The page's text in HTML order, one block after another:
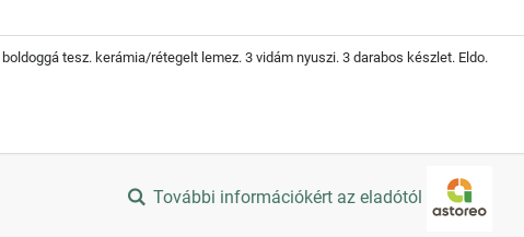
tesz. kerámia/rétegelt lemez. 3 vidám nyuszi. 3 darabos készlet. Eldo.
További információkért az eladótól